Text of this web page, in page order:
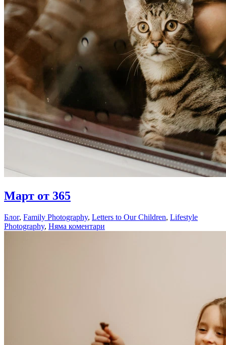
23.04.201823.04.2018
Март от 365
Блог, Family Photography, Letters to Our Children, Lifestyle
Photography, Няма коментари